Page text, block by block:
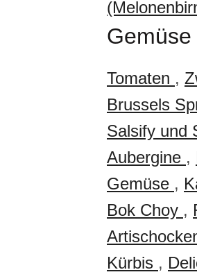
Gemüse
Tomaten ,
Brussels
Salsify und
Aubergine ,
Gemüse ,
Bok Choy ,
Kürbis ,